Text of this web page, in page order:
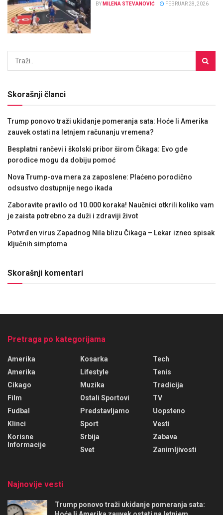
BY MILENA STEVANOVIĆ FEBRUAR 28, 2026
Skorašnji članci
Trump ponovo traži ukidanje pomeranja sata: Hoće li Amerika
zauvek ostati na letnjem računanju vremena?
Besplatni rančevi i školski pribor širom Čikaga: Evo gde
porodice mogu da dobiju pomoć
Nova Trump-ova mera za zaposlene: Plaćeno porodično
odsustvo dostupnije nego ikada
Zaboravite pravilo od 10.000 koraka! Naučnici otkrili koliko vam
je zaista potrebno za duži i zdraviji život
Potvrđen virus Zapadnog Nila blizu Čikaga – Lekar izneo spisak
ključnih simptoma
Skorašnji komentari
Pretraga po kategorijama
Amerika
Amerika
Cikago
Film
Fudbal
Klinci
Korisne
Informacije
Kosarka
Lifestyle
Muzika
Ostali Sportovi
Predstavljamo
Sport
Srbija
Svet
Tech
Tenis
Tradicija
TV
Uopsteno
Vesti
Zabava
Zanimljivosti
Najnovije vesti
Trump ponovo traži ukidanje pomeranja sata: